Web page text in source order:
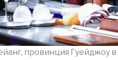
провинция Гуейджоу в